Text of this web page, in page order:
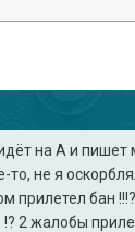
на А и пишет
не я
бан
2 жалобы